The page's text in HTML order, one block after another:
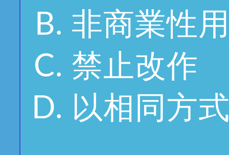
非商業性
禁止改作
以相同方